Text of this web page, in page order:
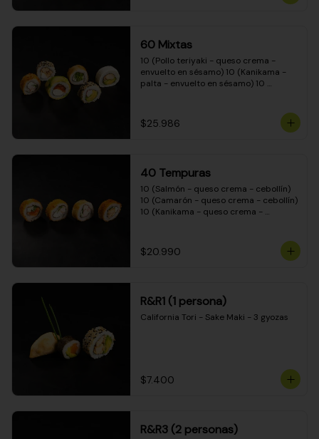
(Pimentón - queso crema - cebollín -
envuelto en masa tempura)
60 Mixtas
10 (Pollo teriyaki - queso crema -
envuelto en sésamo) 10 (Kanikama -
palta - envuelto en sésamo) 10
envuelto en queso crema) 10
(Camarón - queso crema - cebollín -
$25.986
40 Tempuras
10 (Salmón - queso crema - cebollín)
10 (Camarón - queso crema - cebollín)
10 (Kanikama - queso crema -
$20.990
R&R1 (1 persona)
California Tori - Sake Maki - 3 gyozas
$7.400
R&R3 (2 personas)